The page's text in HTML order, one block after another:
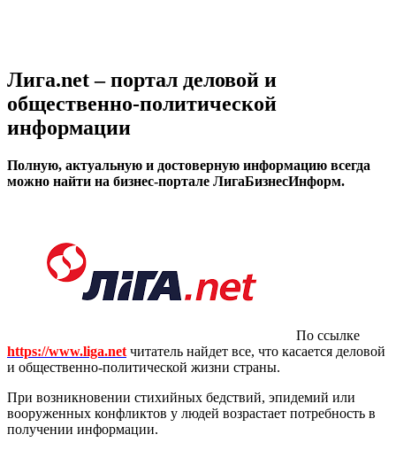
Лига.net – портал деловой и
общественно-политической
информации
Полную, актуальную и достоверную информацию всегда
можно найти на бизнес-портале ЛигаБизнесИнформ.
По ссылке
https://www.liga.net читатель найдет все, что касается деловой
и общественно-политической жизни страны.
При возникновении стихийных бедствий, эпидемий или
вооруженных конфликтов у людей возрастает потребность в
получении информации.